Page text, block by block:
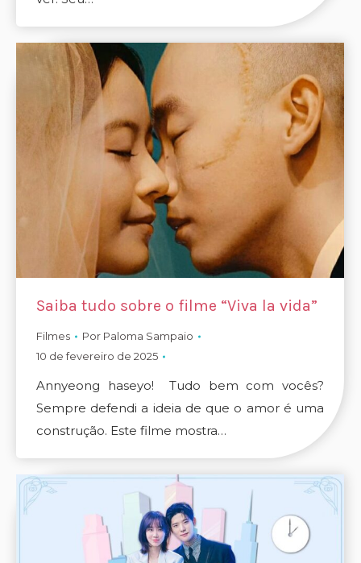
Saiba tudo sobre o filme “Viva la vida”
Filmes Por Paloma Sampaio
10 de fevereiro de 2025
Annyeong haseyo! Tudo bem com vocês?
Sempre defendi a ideia de que o amor é uma
construção. Este filme mostra…